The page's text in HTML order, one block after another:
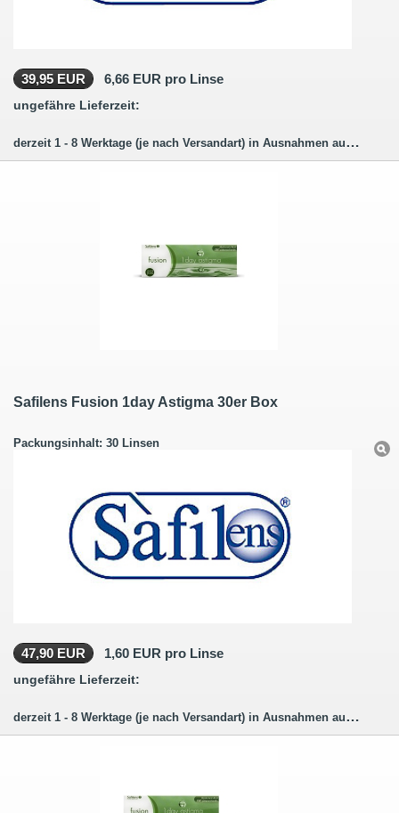
39,95 EUR 6,66 EUR pro Linse
ungefähre Lieferzeit:
derzeit 1 - 8 Werktage (je nach Versandart) in Ausnahmen auch länger.
Safilens Fusion 1day Astigma 30er Box
Packungsinhalt: 30 Linsen
47,90 EUR 1,60 EUR pro Linse
ungefähre Lieferzeit:
derzeit 1 - 8 Werktage (je nach Versandart) in Ausnahmen auch länger.